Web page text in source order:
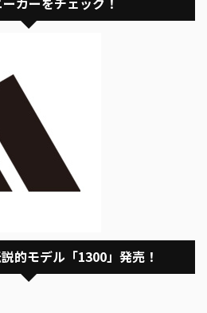
的モデル「1300」発売！